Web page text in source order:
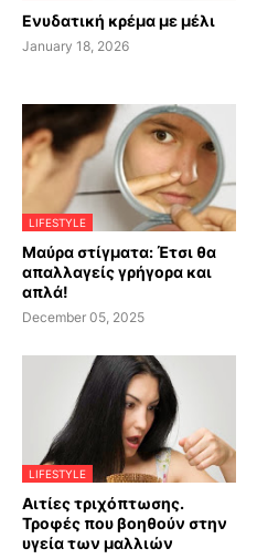
Ενυδατική κρέμα με μέλι
January 18, 2026
LIFESTYLE
Μαύρα στίγματα: Έτσι θα
απαλλαγείς γρήγορα και
απλά!
December 05, 2025
LIFESTYLE
Αιτίες τριχόπτωσης.
Τροφές που βοηθούν στην
υγεία των μαλλιών